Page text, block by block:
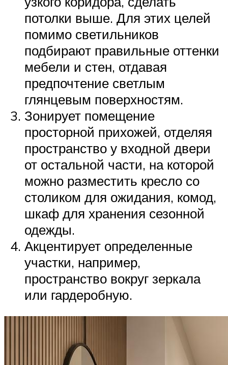
потолки выше. Для этих целей
помимо светильников
подбирают правильные оттенки
мебели и стен, отдавая
предпочтение светлым
глянцевым поверхностям.
Зонирует помещение
просторной прихожей, отделяя
пространство у входной двери
от остальной части, на которой
можно разместить кресло со
столиком для ожидания, комод,
шкаф для хранения сезонной
одежды.
Акцентирует определенные
участки, например,
пространство вокруг зеркала
или гардеробную.